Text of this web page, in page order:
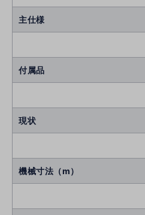
主仕様
付属品
現状
機械寸法（m）